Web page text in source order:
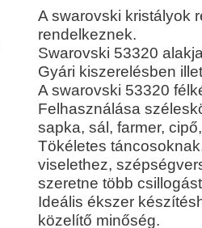
A swarovski kristályok
rendelkeznek.
Swarovski 53320
Gyári kiszerelésben
A swarovski 53320
Felhasználása
sapka, sál, farmer,
Tökéletes
viselethez,
szeretne több
Ideális ékszer
közelítő minőség.